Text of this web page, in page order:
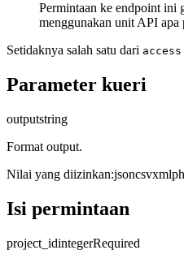
Permintaan ke endpoint ini
menggunakan unit API apa
Setidaknya salah satu dari access
Parameter kueri
outputstring
Format output.
Nilai yang diizinkan:jsoncsvxml
Isi permintaan
project_idintegerRequired